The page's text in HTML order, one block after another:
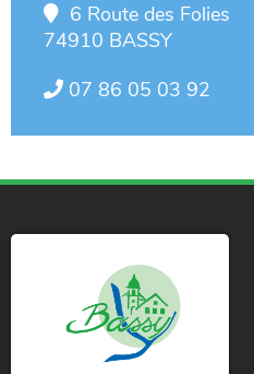
6 Route des Folies
74910 BASSY
07 86 05 03 92